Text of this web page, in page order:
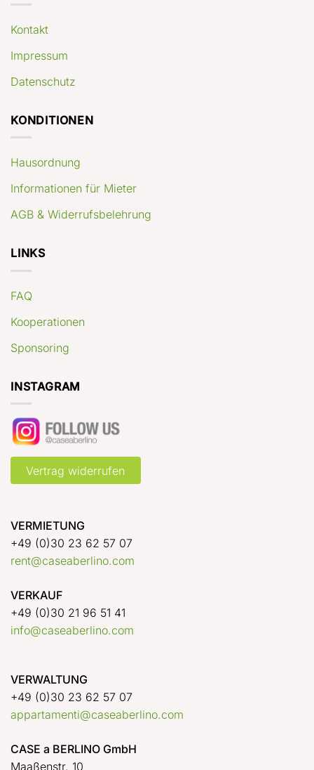
Kontakt
Impressum
Datenschutz
KONDITIONEN
Hausordnung
Informationen für Mieter
AGB & Widerrufsbelehrung
LINKS
FAQ
Kooperationen
Sponsoring
INSTAGRAM
Vertrag widerrufen
VERMIETUNG
+49 (0)30 23 62 57 07
rent@caseaberlino.com
VERKAUF
+49 (0)30 21 96 51 41
info@caseaberlino.com
VERWALTUNG
+49 (0)30 23 62 57 07
appartamenti@caseaberlino.com
CASE a BERLINO GmbH
Maaßenstr. 10